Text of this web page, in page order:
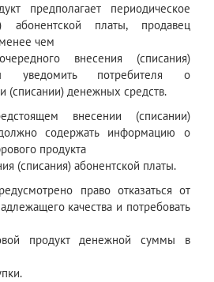
предполагает периодическое
абонентской платы, продавец
чем
внесения (списания)
уведомить потребителя о
(списании) денежных средств.
внесении (списании)
содержать информацию о
продукта
(списания) абонентской платы.
право отказаться от
качества и потребовать
продукт денежной суммы в